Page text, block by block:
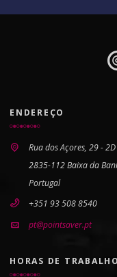
ENDEREÇO
Rua dos Açores, 29 - 2D
2835-112 Baixa da
Portugal
+351 93 508 8540
pt@pointsaver.pt
HORAS DE TRABALHO